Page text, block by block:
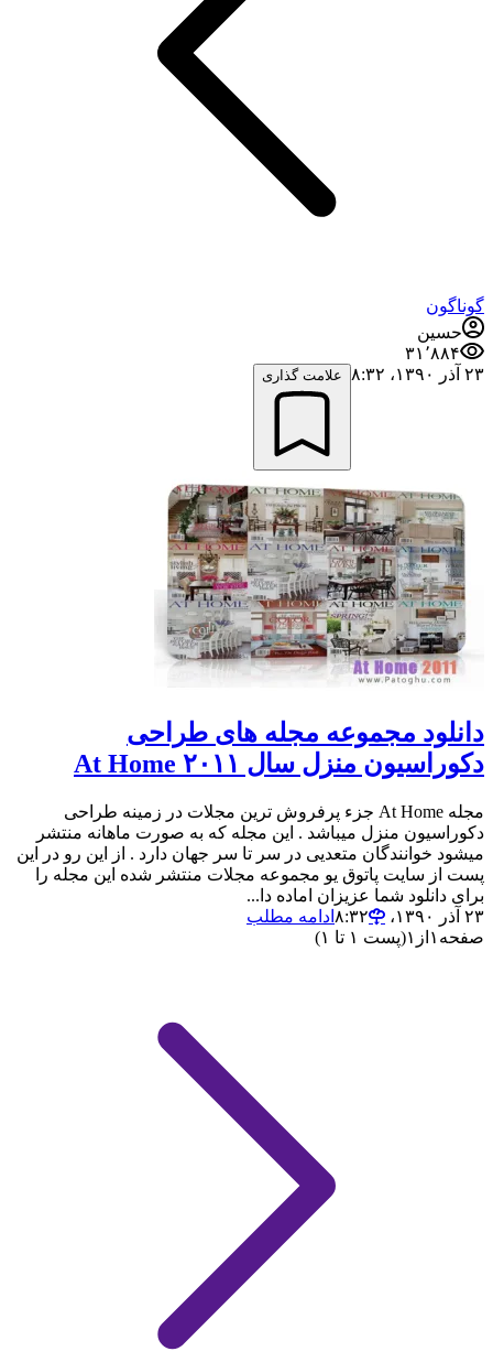
گوناگون
حسین
۳۱٬۸۸۴
۲۳ آذر ۱۳۹۰،‏ ۸:۳۲
علامت گذاری
دانلود مجموعه مجله های طراحی
دکوراسیون منزل سال ۲۰۱۱ At Home
مجله At Home جزء پرفروش ترین مجلات در زمینه طراحی
دکوراسیون منزل میباشد . این مجله که به صورت ماهانه منتشر
میشود خوانندگان متعدیی در سر تا سر جهان دارد . از این رو در این
پست از سایت پاتوق یو مجموعه مجلات منتشر شده این مجله را
برای دانلود شما عزیزان اماده دا...
۲۳ آذر ۱۳۹۰،‏ ۸:۳۲
ادامه مطلب
صفحه ۱ از ۱(پست ۱ تا ۱)